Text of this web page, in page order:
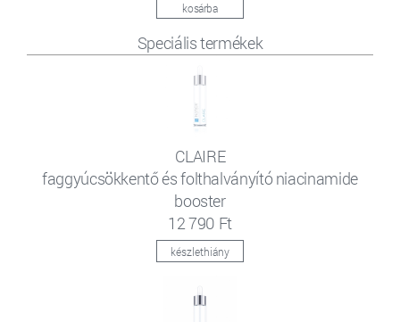
kosárba
Speciális termékek
CLAIRE
faggyúcsökkentő és folthalványító niacinamide
booster
12 790 Ft
készlethiány